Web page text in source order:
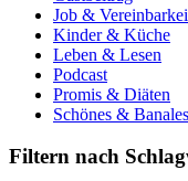
Job &
Kinder & Küche
Leben & Lesen
Podcast
Promis & Diäten
Schönes & Banales
Filtern nach